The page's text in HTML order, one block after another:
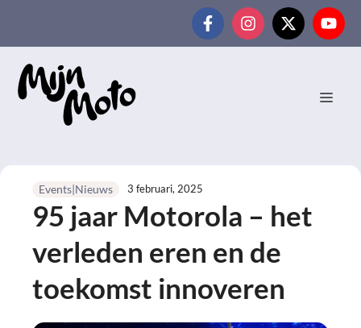
de
inhoud
Events|Nieuws 3 februari, 2025
95 jaar Motorola – het
verleden eren en de
toekomst innoveren